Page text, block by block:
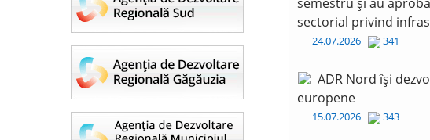
sectorial privind
24.07.2026 341
ADR Nord își
europene
15.07.2026 343